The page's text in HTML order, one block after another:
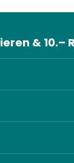
& 10.–